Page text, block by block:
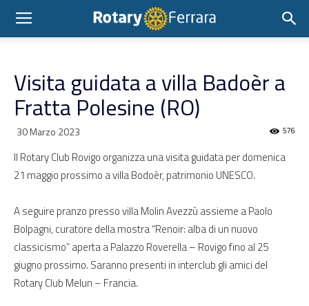
Visita guidata a villa Badoèr a
Fratta Polesine (RO)
30 Marzo 2023 576
Il Rotary Club Rovigo organizza una visita guidata per domenica
21 maggio prossimo a villa Bodoèr, patrimonio UNESCO.
A seguire pranzo presso villa Molin Avezzù assieme a Paolo
Bolpagni, curatore della mostra “Renoir: alba di un nuovo
classicismo” aperta a Palazzo Roverella – Rovigo fino al 25
giugno prossimo. Saranno presenti in interclub gli amici del
Rotary Club Melun – Francia.